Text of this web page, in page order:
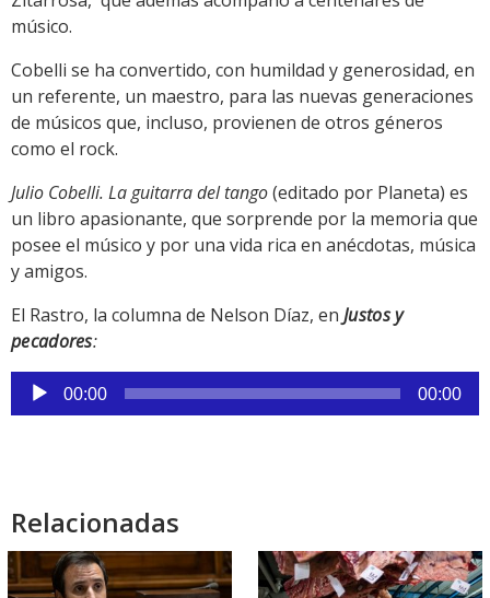
músico.
Cobelli se ha convertido, con humildad y generosidad, en
un referente, un maestro, para las nuevas generaciones
de músicos que, incluso, provienen de otros géneros
como el rock.
Julio Cobelli. La guitarra del tango(editado por Planeta) es
un libro apasionante, que sorprende por la memoria que
posee el músico y por una vida rica en anécdotas, música
y amigos.
El Rastro, la columna de Nelson Díaz, en Justos y
pecadores:
Reproductor
de
00:00 00:00
Relacionadas